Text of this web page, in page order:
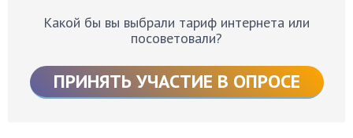
Какой бы вы выбрали тариф интернета или
посоветовали?
ПРИНЯТЬ УЧАСТИЕ В ОПРОСЕ